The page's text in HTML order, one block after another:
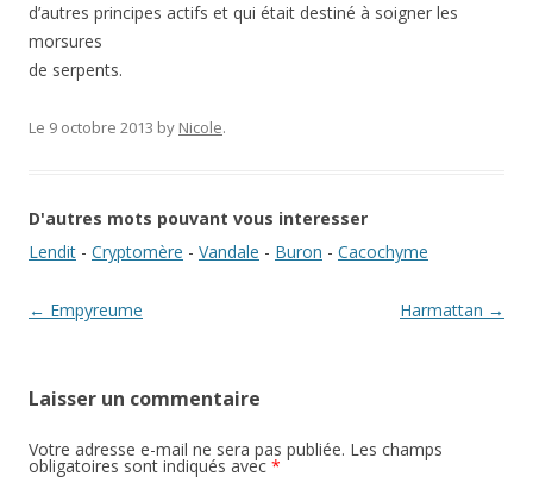
d’autres principes actifs et qui était destiné à soigner les
morsures
de serpents.
Le 9 octobre 2013 by Nicole.
D'autres mots pouvant vous interesser
Lendit - Cryptomère - Vandale - Buron - Cacochyme
Navigation des articles
← Empyreume Harmattan →
Laisser un commentaire
Votre adresse e-mail ne sera pas publiée. Les champs
obligatoires sont indiqués avec *